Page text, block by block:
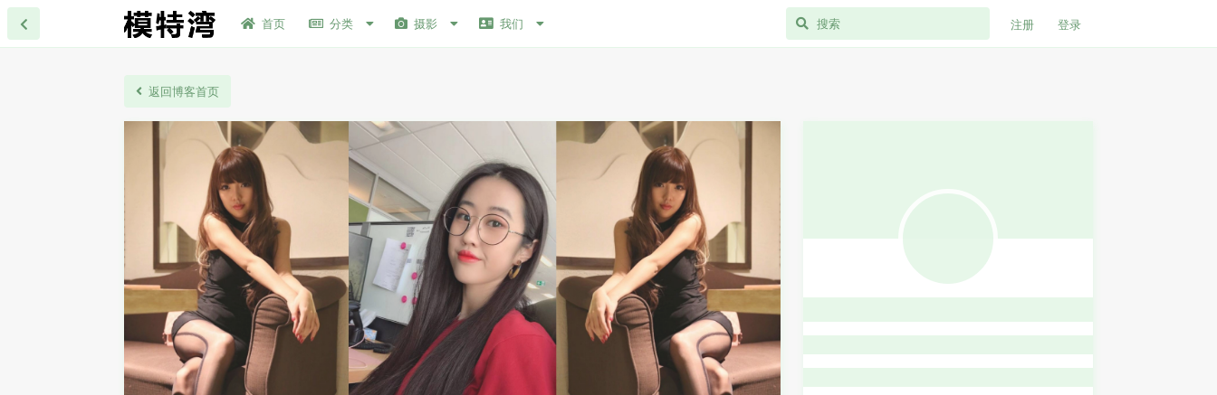
首页 分类 摄影 我们 注册 登录
返回博客首页